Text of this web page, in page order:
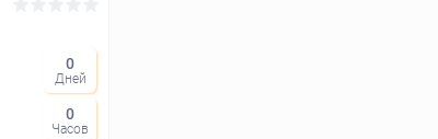
0
Дней
0
Часов